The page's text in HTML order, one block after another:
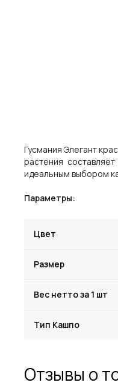
Гусмания Элегант
растения
идеальным выбором
Параметры:
Цвет
Размер
Вес нетто за 1 шт
Тип Кашпо
Отзывы о